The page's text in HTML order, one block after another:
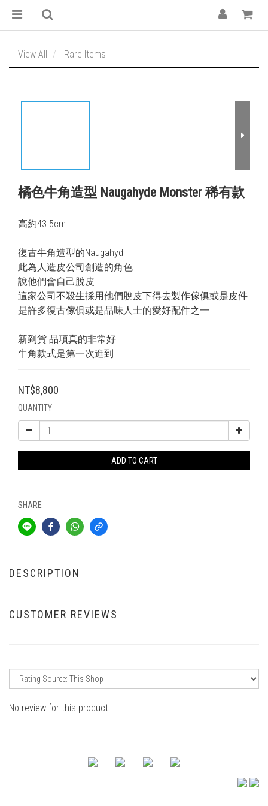
View All Rare Items
橘色牛角造型 Naugahyde Monster 稀有款
高約43.5cm
復古牛角造型的Naugahyd
此為人造皮公司創造的角色
說他們會自己脫皮
這家公司不殺生採用他們脫皮下得去製作傢俱或是皮件
是許多復古傢俱或是品味人士的愛好配件之一
新到貨 品項真的非常好
牛角款式是第一次進到
NT$8,800
QUANTITY
ADD TO CART
SHARE
DESCRIPTION
CUSTOMER REVIEWS
No review for this product